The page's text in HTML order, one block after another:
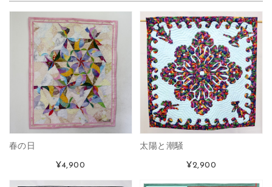
春の日
¥4,900
太陽と潮騒
¥2,900